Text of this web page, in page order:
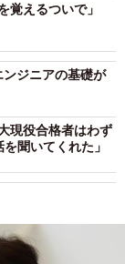
覚えるついで」
ジニアの基礎が
現役合格者はわず
聞いてくれた」